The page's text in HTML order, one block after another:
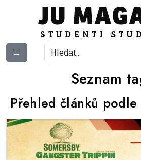
Seznam
Přehled článků podle